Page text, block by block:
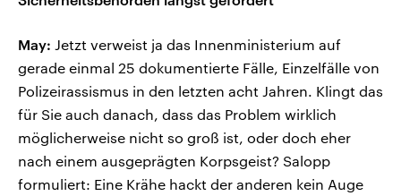
May: Jetzt verweist ja das Innenministerium auf
gerade einmal 25 dokumentierte Fälle, Einzelfälle von
Polizeirassismus in den letzten acht Jahren. Klingt das
für Sie auch danach, dass das Problem wirklich
möglicherweise nicht so groß ist, oder doch eher
nach einem ausgeprägten Korpsgeist? Salopp
formuliert: Eine Krähe hackt der anderen kein Auge